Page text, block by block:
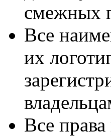
смежных
Все
их
Все